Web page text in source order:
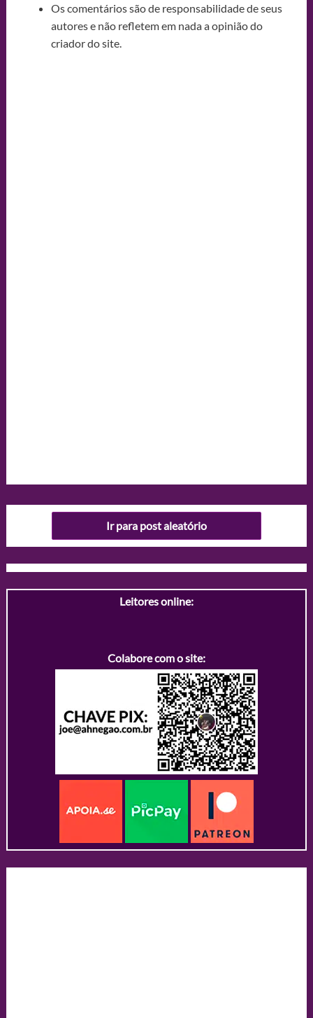
Os comentários são de responsabilidade de seus
autores e não refletem em nada a opinião do
criador do site.
Ir para post aleatório
Leitores online:
Colabore com o site: